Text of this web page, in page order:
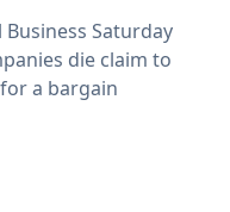
Saturday
die claim to
a bargain